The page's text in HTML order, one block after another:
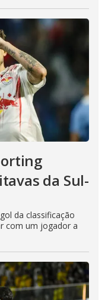
da Sul-
da classificação
com um jogador a